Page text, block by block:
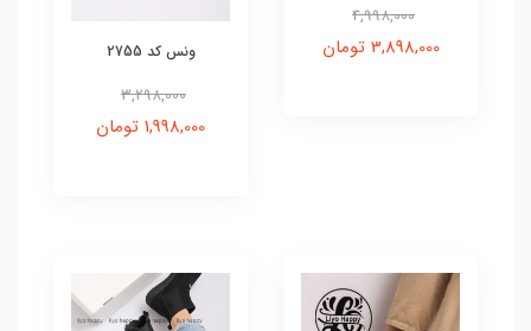
4,998,000
3,898,000 تومان ونس کد 2755
3,298,000
1,998,000 تومان